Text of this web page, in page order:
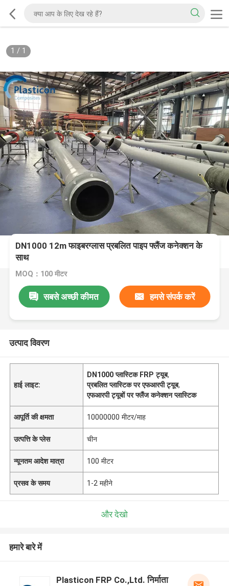
1 / 1
DN1000 12m फाइबरग्लास प्रबलित पाइप फ्लैंज कनेक्शन के
साथ
MOQ：100 मीटर
सबसे अच्छी कीमत हमसे संपर्क करें
उत्पाद विवरण
हाई लाइट:
DN1000 प्लास्टिक FRP ट्यूब,
प्रबलित प्लास्टिक पर एफआरपी ट्यूब,
एफआरपी ट्यूबों पर फ्लैंज कनेक्शन प्लास्टिक
आपूर्ति की क्षमता 10000000 मीटर/माह
उत्पत्ति के प्लेस चीन
न्यूनतम आदेश मात्रा 100 मीटर
प्रसव के समय 1-2 महीने
और देखो
हमारे बारे में
Plasticon FRP Co.,Ltd. निर्माता